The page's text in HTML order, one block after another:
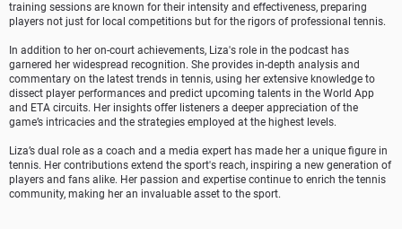
training sessions are known for their intensity and effectiveness, preparing
players not just for local competitions but for the rigors of professional tennis.
In addition to her on-court achievements, Liza's role in the podcast has
garnered her widespread recognition. She provides in-depth analysis and
commentary on the latest trends in tennis, using her extensive knowledge to
dissect player performances and predict upcoming talents in the World App
and ETA circuits. Her insights offer listeners a deeper appreciation of the
game’s intricacies and the strategies employed at the highest levels.
Liza’s dual role as a coach and a media expert has made her a unique figure in
tennis. Her contributions extend the sport's reach, inspiring a new generation of
players and fans alike. Her passion and expertise continue to enrich the tennis
community, making her an invaluable asset to the sport.